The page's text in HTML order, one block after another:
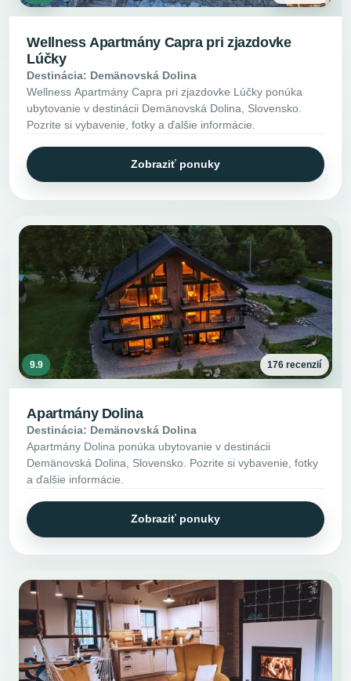
Wellness Apartmány Capra pri zjazdovke
Lúčky
Destinácia: Demänovská Dolina
Wellness Apartmány Capra pri zjazdovke Lúčky ponúka
ubytovanie v destinácii Demänovská Dolina, Slovensko.
Pozrite si vybavenie, fotky a ďalšie informácie.
Zobraziť ponuky
9.9 176 recenzií
Apartmány Dolina
Destinácia: Demänovská Dolina
Apartmány Dolina ponúka ubytovanie v destinácii
Demänovská Dolina, Slovensko. Pozrite si vybavenie, fotky
a ďalšie informácie.
Zobraziť ponuky